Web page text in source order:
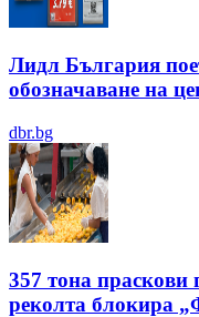
Лидл България
обозначаване на
dbr.bg
357 тона праскови
реколта блокира